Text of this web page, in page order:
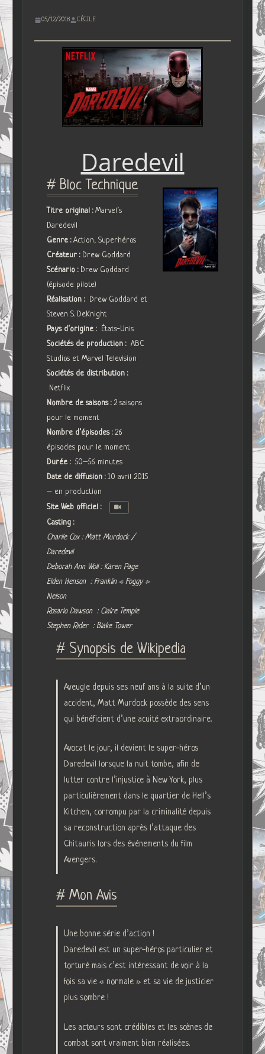
05/12/2018 CÉCILE
Daredevil
# Bloc Technique
Titre original :Marvel’s
Daredevil
Genre :Action, Superhéros
Créateur : Drew Goddard
Scénario : Drew Goddard
(épisode pilote)
Réalisation : Drew Goddard et
Steven S. DeKnight
Pays d’origine : États-Unis
Sociétés de production :ABC
Studios et Marvel Television
Sociétés de distribution :
Netflix
Nombre de saisons :2 saisons
pour le moment
Nombre d’épisodes :26
épisodes pour le moment
Durée :50–56 minutes
Date de diffusion :10 avril 2015
– en production
Site Web officiel :
Casting :
Charlie Cox : Matt Murdock /
Daredevil
Deborah Ann Woll : Karen Page
Elden Henson : Franklin « Foggy »
Nelson
Rosario Dawson : Claire Temple
Stephen Rider : Blake Tower
# Synopsis de Wikipedia
Aveugle depuis ses neuf ans à la suite d’un
accident, Matt Murdock possède des sens
qui bénéficient d’une acuité extraordinaire.
Avocat le jour, il devient le super-héros
Daredevil lorsque la nuit tombe, afin de
lutter contre l’injustice à New York, plus
particulièrement dans le quartier de Hell’s
Kitchen, corrompu par la criminalité depuis
sa reconstruction après l’attaque des
Chitauris lors des événements du film
Avengers.
# Mon Avis
Une bonne série d’action !
Daredevil est un super-héros particulier et
torturé mais c’est intéressant de voir à la
fois sa vie « normale » et sa vie de justicier
plus sombre !
Les acteurs sont crédibles et les scènes de
combat sont vraiment bien réalisées.